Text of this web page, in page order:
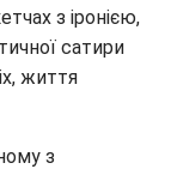
з іронією,
сатири
життя
з